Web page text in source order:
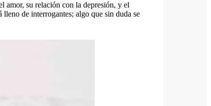
amor, su relación con la depresión, y el
de interrogantes; algo que sin duda se